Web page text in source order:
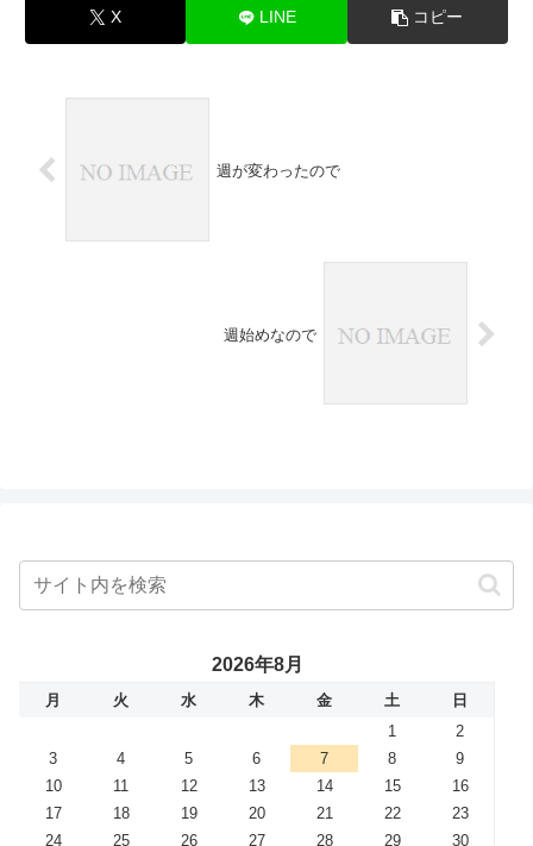
X LINE コピー
週が変わったので
週始めなので
2026年8月
月 火 水 木 金 土
日
1
2
3
4 5 6 7 8
9
10
11 12 13 14 15
16
17
18 19 20 21 22
23
24
25 26 27 28 29 30